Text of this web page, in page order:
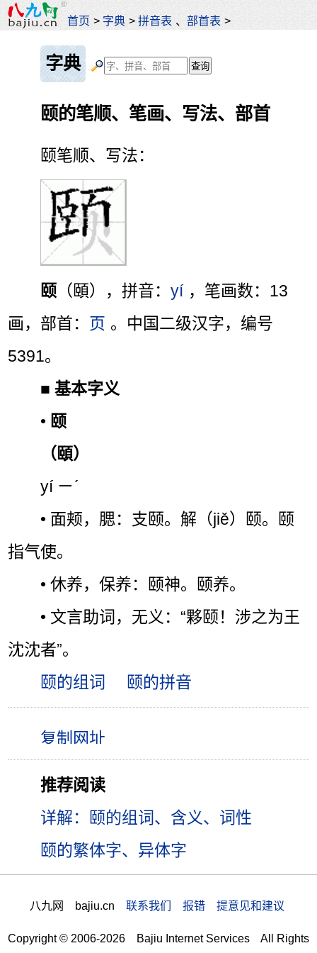
首页 > 字典 >拼音表 、部首表 >
字典
颐的笔顺、笔画、写法、部首
颐笔顺、写法：
颐 （頤），拼音：yí ，笔画数：13
画，部首： 页 。中国二级汉字，编号
5391。
■基本字义
• 颐
（頤）
yí ㄧˊ
• 面颊，腮：支颐。解（jiě）颐。颐
指气使。
• 休养，保养：颐神。颐养。
• 文言助词，无义：“夥颐！涉之为王
沈沈者”。
颐的组词
颐的拼音
推荐阅读
详解：颐的组词、含义、词性
颐的繁体字、异体字
八九网 bajiu.cn 联系我们 报错 提意见和建议
Copyright © 2006-2026 Bajiu Internet Services All Rights